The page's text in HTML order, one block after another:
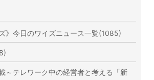
》今日のワイズニュース一覧(1085)
～テレワーク中の経営者と考える「新